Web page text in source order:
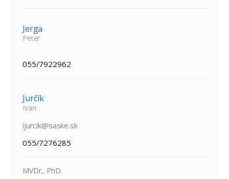
Jerga
Peter
055/7922962
Jurčík
Ivan
ijurcik@saske.sk
055/7276285
MVDr., PhD.